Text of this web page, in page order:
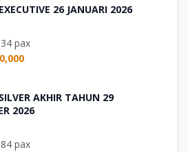
26 JANUARI 2026
pax
AKHIR TAHUN 29
2026
pax